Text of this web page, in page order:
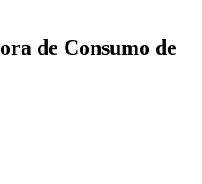
de Consumo de